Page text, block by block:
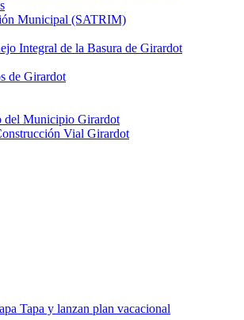
Municipal (SATRIM)
Integral de la Basura de Girardot
de Girardot
del Municipio Girardot
Vial Girardot